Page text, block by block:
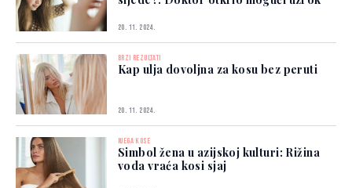
20. 11. 2024.
BRZI REZULTATI
Kap ulja dovoljna za kosu bez peruti
20. 11. 2024.
NJEGA KOSE
Simbol žena u azijskoj kulturi: Rižina
voda vraća kosi sjaj